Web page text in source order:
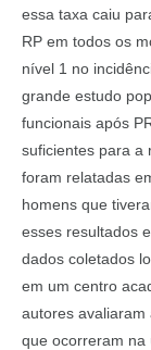
essa taxa caiu
RP em todos os
nível 1 no
grande estudo
funcionais após
suficientes para a
foram relatadas
homens que
esses resultados
dados coletados
em um centro
autores avaliaram
que ocorreram na